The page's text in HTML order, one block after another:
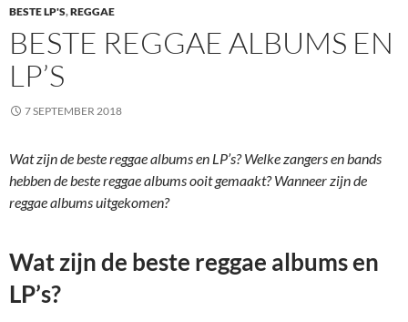
BESTE LP'S,REGGAE
BESTE REGGAE ALBUMS EN
LP’S
7 SEPTEMBER 2018
Wat zijn de beste reggae albums en LP’s? Welke zangers en bands
hebben de beste reggae albums ooit gemaakt? Wanneer zijn de
reggae albums uitgekomen?
Wat zijn de beste reggae albums en
LP’s?